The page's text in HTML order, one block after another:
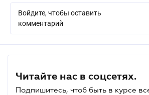
Войдите, чтобы оставить
комментарий
Читайте нас в соцсетях.
Подпишитесь, чтоб быть в курсе